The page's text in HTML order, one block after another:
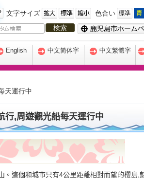
文字サイズ 色合い
English 中文简体字 中文繁體字
天運行中
行,周遊觀光船每天運行中
這個和城市只有4公里距離相對而望的櫻島,